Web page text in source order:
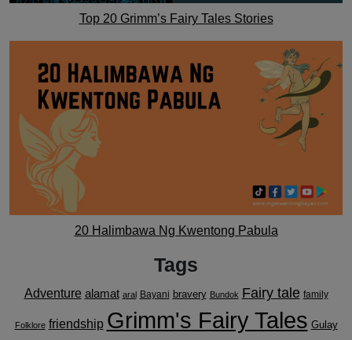
Top 20 Grimm’s Fairy Tales Stories
20 Halimbawa Ng Kwentong Pabula
Tags
Adventure alamat aral Bayani bravery Bundok Fairy tale family
Folklore friendship Grimm's Fairy Tales Gulay